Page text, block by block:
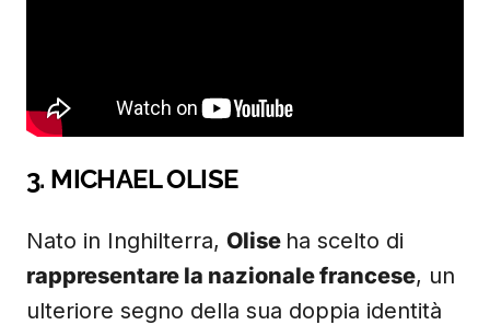
3. MICHAEL OLISE
Nato in Inghilterra, Olise ha scelto di
rappresentare la nazionale francese, un
ulteriore segno della sua doppia identità